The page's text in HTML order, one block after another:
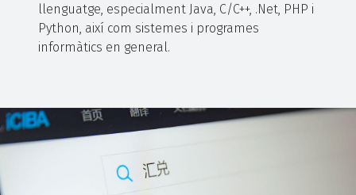
llenguatge, especialment Java, C/C++, .Net, PHP i
Python, així com sistemes i programes
informàtics en general.